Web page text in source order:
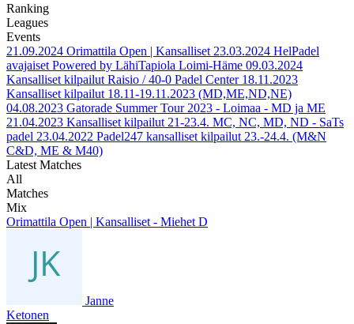
Ranking
Leagues
Events
21.09.2024 Orimattila Open | Kansalliset 23.03.2024 HelPadel
avajaiset Powered by LähiTapiola Loimi-Häme 09.03.2024
Kansalliset kilpailut Raisio / 40-0 Padel Center 18.11.2023
Kansalliset kilpailut 18.11-19.11.2023 (MD,ME,ND,NE)
04.08.2023 Gatorade Summer Tour 2023 - Loimaa - MD ja ME
21.04.2023 Kansalliset kilpailut 21-23.4. MC, NC, MD, ND - SaTs
padel 23.04.2022 Padel247 kansalliset kilpailut 23.-24.4. (M&N
C&D, ME & M40)
Latest Matches
All
Matches
Mix
Orimattila Open | Kansalliset - Miehet D
Janne
Ketonen